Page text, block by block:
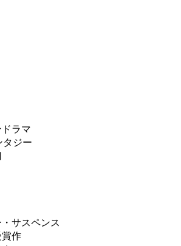
ラマ
タジー
サスペンス
賞作